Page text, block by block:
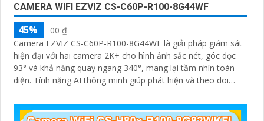
CAMERA WIFI EZVIZ CS-C60P-R100-8G44WF
45%
00 ₫
Camera EZVIZ CS-C60P-R100-8G44WF là giải pháp giám sát
hiện đại với hai camera 2K+ cho hình ảnh sắc nét, góc dọc
93° và khả năng quay ngang 340°, mang lại tầm nhìn toàn
diện. Tính năng AI thông minh giúp phát hiện và theo dõi